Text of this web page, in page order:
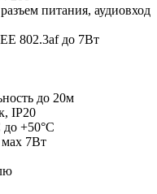
питания, аудиовход
802.3af до 7Вт
до 20м
IP20
+50°С
7Вт